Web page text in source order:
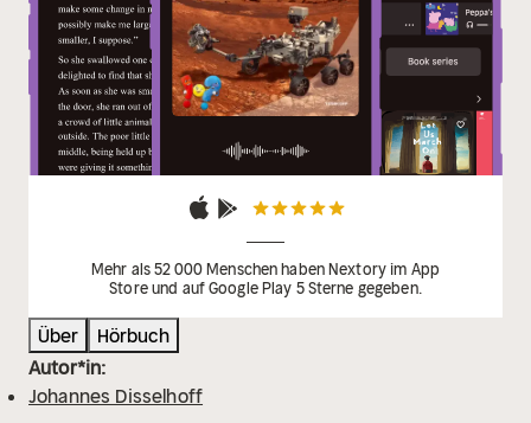
Mehr als 52 000 Menschen haben Nextory im App
Store und auf Google Play 5 Sterne gegeben.
Über
Hörbuch
Autor*in:
Johannes Disselhoff